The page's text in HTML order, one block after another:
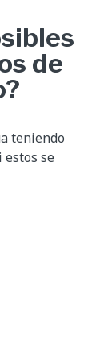
de
teniendo
estos se